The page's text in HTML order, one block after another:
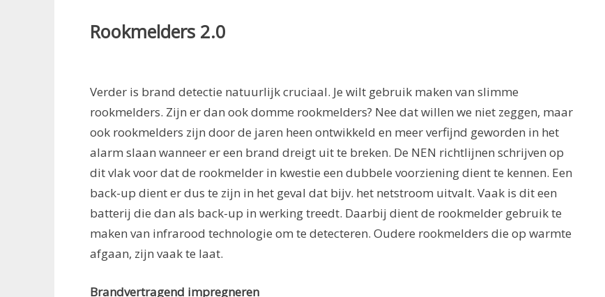
Rookmelders 2.0
Verder is brand detectie natuurlijk cruciaal. Je wilt gebruik maken van slimme
rookmelders. Zijn er dan ook domme rookmelders? Nee dat willen we niet zeggen, maar
ook rookmelders zijn door de jaren heen ontwikkeld en meer verfijnd geworden in het
alarm slaan wanneer er een brand dreigt uit te breken. De NEN richtlijnen schrijven op
dit vlak voor dat de rookmelder in kwestie een dubbele voorziening dient te kennen. Een
back-up dient er dus te zijn in het geval dat bijv. het netstroom uitvalt. Vaak is dit een
batterij die dan als back-up in werking treedt. Daarbij dient de rookmelder gebruik te
maken van infrarood technologie om te detecteren. Oudere rookmelders die op warmte
afgaan, zijn vaak te laat.
Brandvertragend impregneren